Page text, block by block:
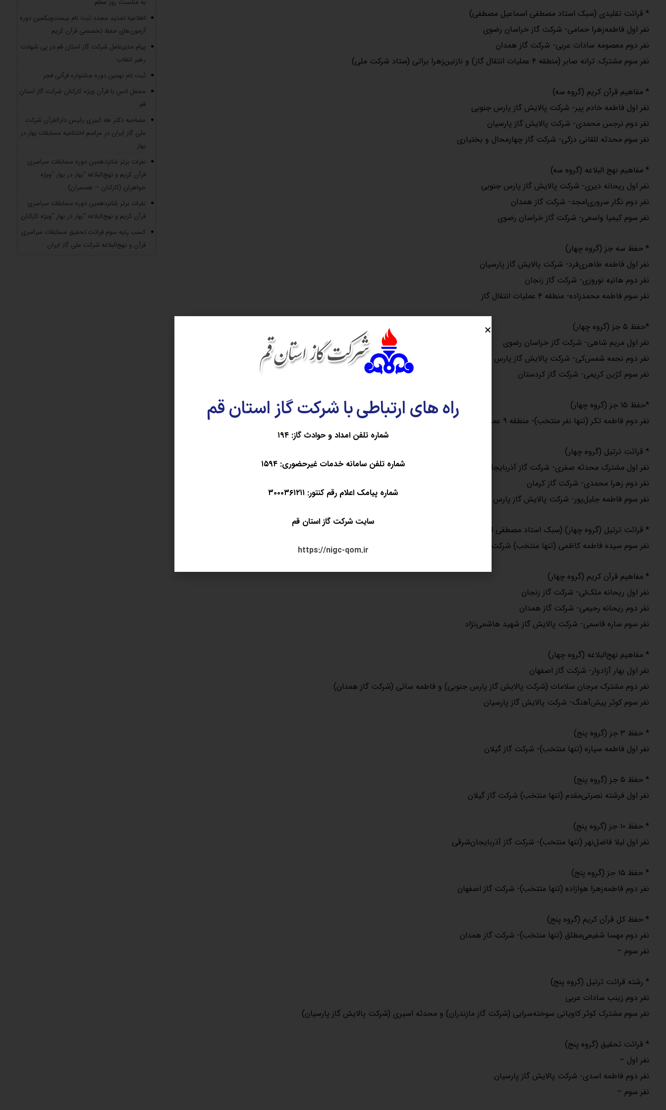
* قرائت تقلیدی (سبک استاد مصطفی اسماعیل مصطفی)
نفر اول فاطمه‌زهرا حمامی- شرکت گاز خراسان رضوی
نفر دوم معصومه سادات عربی- شرکت گاز همدان
نفر سوم مشترک: ترانه صابر (منطقه ۴ عملیات انتقال گاز) و نازنین‌زهرا براتی (ستاد شرکت ملی)
* مفاهیم قرآن کریم (گروه سه)
نفر اول فاطمه خادم پیر- شرکت پالایش گاز پارس جنوبی
نفر دوم نرجس محمدی- شرکت پالایش گاز پارسیان
نفر سوم محدثه للقانی دزکی- شرکت گاز چهارمحال و بختیاری
* مفاهیم نهج البلاغه (گروه سه)
نفر اول ریحانه دیری- شرکت پالایش گاز پارس جنوبی
نفر دوم نگار سروری‌امجد- شرکت گاز همدان
نفر سوم کیمیا واسعی- شرکت گاز خراسان رضوی
* حفظ سه جز (گروه چهار)
نفر اول فاطمه طاهری‌فرد- شرکت پالایش گاز پارسیان
نفر دوم هانیه نوروزی- شرکت گاز زنجان
نفر سوم فاطمه محمدزاده- منطقه ۴ عملیات انتقال گاز
*حفظ ۵ جز (گروه چهار)
نفر اول مریم شاهی- شرکت گاز خراسان رضوی
نفر دوم نجمه شمس‌کی- شرکت پالایش گاز پارس جنوبی
نفر سوم کژین کریمی- شرکت گاز کردستان
*حفظ ۱۵ جز (گروه چهار)
نفر دوم فاطمه تکر (تنها نفر منتخب)- منطقه ۹ عملیات انتقال گاز
* قرائت ترتیل (گروه چهار)
نفر اول مشترک محدثه صفری- شرکت گاز آذربایجان‌شرقی
نفر دوم زهرا محمدی- شرکت گاز کرمان
نفر سوم فاطمه جلیل‌پور- شرکت پالایش گاز پارس جنوبی
* قرائت ترتیل (گروه چهار) (سبک استاد مصطفی اسماعیل)
نفر سوم سیده فاطمه کاظمی (تنها منتخب) شرکت چهارمحال و بختیاری
* مفاهیم قرآن کریم (گروه چهار)
نفر اول ریحانه ملک‌لی- شرکت گاز زنجان
نفر دوم ریحانه رحیمی- شرکت گاز همدان
نفر سوم ساره قاسمی- شرکت پالایش گاز شهید هاشمی‌نژاد
* مفاهیم نهج‌البلاغه (گروه چهار)
نفر اول بهار آزادوار- شرکت گاز اصفهان
نفر دوم مشترک مرجان سلامات (شرکت پالایش گاز پارس جنوبی) و فاطمه سائی (شرکت گاز همدان)
نفر سوم کوثر پیش‌آهنگ- شرکت پالایش گاز پارسیان
* حفظ ۳ جز (گروه پنج)
نفر اول فاطمه سیاره (تنها منتخب)- شرکت گاز گیلان
* حفظ ۵ جز (گروه پنج)
نفر اول فرشته نصرتی‌مقدم (تنها منتخب) شرکت گاز گیلان
* حفظ ۱۰ جز (گروه پنج)
نفر اول لیلا فاضل‌نهر (تنها منتخب)- شرکت گاز آذربایجان‌شرقی
* حفظ ۱۵ جز (گروه پنج)
نفر دوم فاطمه‌زهرا هوازاده (تنها متتخب)- شرکت گاز اصفهان
* حفظ کل قرآن کریم (گروه پنج)
نفر دوم مهسا شفیعی‌مطلق (تنها منتخب)- شرکت گاز همدان
نفر سوم –
* رشته قرائت ترتیل (گروه پنج)
نفر دوم زینب سادات عربی
نفر سوم مشترک کوثر کاویانی سوخته‌سرایی (شرکت گاز مازندران) و محدثه اسیری (شرکت پالایش گاز پارسیان)
* قرائت تحقیق (گروه پنج)
نفر اول –
نفر دوم فاطمه اسدی- شرکت پالایش گاز پارسیان
نفر سوم –
به مناسبت روز معلم
اطلاعیه تمدید مجدد ثبت نام بیست‌ویکمین دوره
آزمون‌های حفظ تخصصی قرآن کریم
پیام مدیرعامل شرکت گاز استان قم در پی شهادت
رهبر انقلاب
ثبت نام نهمین دوره جشنواره قرآنی فجر
محفل انس با قرآن ویژه کارکنان شرکت گاز استان
قم
مصاحبه دکتر طه کبیری رئیس دارالقرآن شرکت
ملی گاز ایران در مراسم اختتامیه مسابقات بهار در
بهار
نفرات برتر شانزدهمین دوره مسابقات سراسری
قرآن کریم و نهج‌البلاغه “بهار در بهار “ویژه
خواهران (کارکنان – همسران)
نفرات برتر شانزدهمین دوره مسابقات سراسری
قرآن کریم و نهج‌البلاغه “بهار در بهار “ویژه کارکنان
کسب رتبه سوم قرائت تحقیق مسابقات سراسری
قرآن و نهج‌البلاغه شرکت ملی گاز ایران
راه های ارتباطی با شرکت گاز استان قم
شماره تلفن امداد و حوادث گاز: ۱۹۴
شماره تلفن سامانه خدمات غیرحضوری: ۱۵۹۴
شماره پیامک اعلام رقم کنتور: ۳۰۰۰۳۶۱۲۱۱
سایت شرکت گاز استان قم
https://nigc-qom.ir